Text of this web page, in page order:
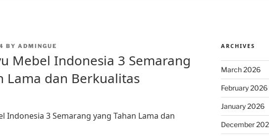
BY ADMINGUE
Mebel Indonesia 3 Semarang
Lama dan Berkualitas
Indonesia 3 Semarang yang Tahan Lama dan
ARCHIVES
March 2026
February 2026
January 2026
December